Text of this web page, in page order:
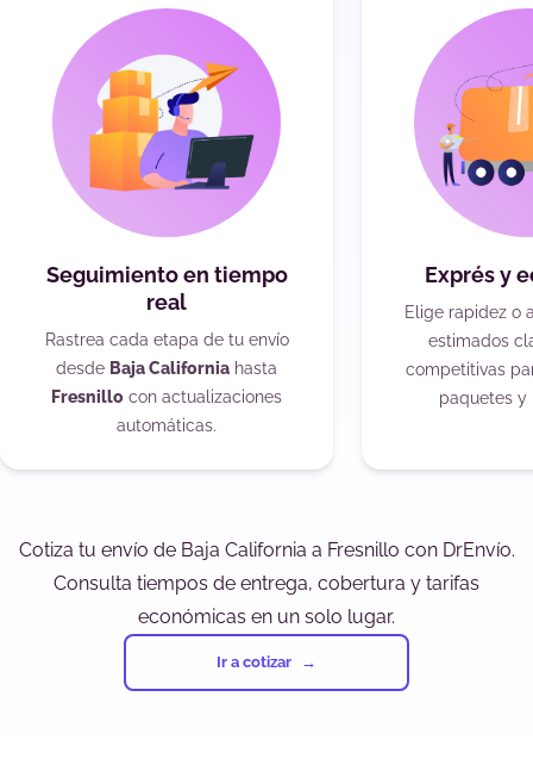
Seguimiento en tiempo
real
Rastrea cada etapa de tu envío
desde Baja California hasta
Fresnillo con actualizaciones
automáticas.
Exprés y
Elige rapidez o
estimados
competitivas
paquetes y
Cotiza tu envío de Baja California a Fresnillo con DrEnvío.
Consulta tiempos de entrega, cobertura y tarifas
económicas en un solo lugar.
Ir a cotizar